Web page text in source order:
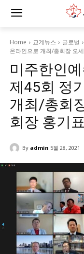
Home 교계뉴스 글로벌
온라인으로 개최/총회장 오
미주한인
제45회 정
개최/총회
회장 홍기
By admin 5월 28, 2021